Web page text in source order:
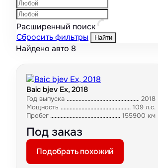
Расширенный поиск
Сбросить фильтры
Найти
Найдено авто 8
Baic bjev Ex, 2018
Год выпуска
2018
Мощность
109 л.с.
Пробег
155900 км
Под заказ
Подобрать похожий